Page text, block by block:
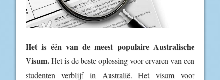
Het is één van de meest populaire Australische
Visum.Het is de beste oplossing voor ervaren van een
studenten verblijf in Australië. Het visum voor